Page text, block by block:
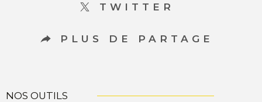
TWITTER
PLUS DE PARTAGE
NOS OUTILS